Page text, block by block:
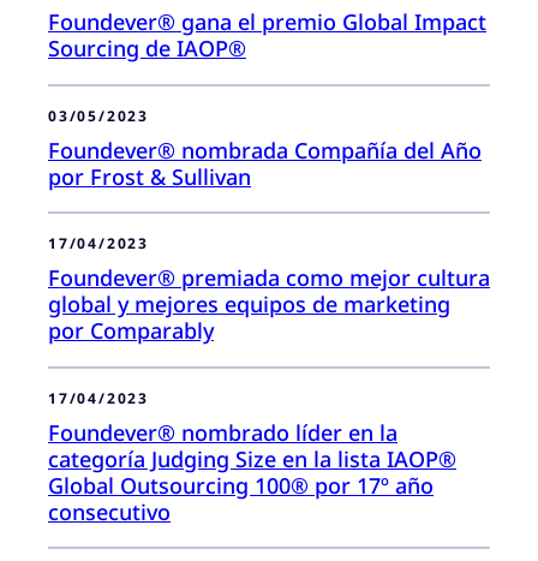
Foundever® gana el premio Global Impact
Sourcing de IAOP®
03/05/2023
Foundever® nombrada Compañía del Año
por Frost & Sullivan
17/04/2023
Foundever® premiada como mejor cultura
global y mejores equipos de marketing
por Comparably
17/04/2023
Foundever® nombrado líder en la
categoría Judging Size en la lista IAOP®
Global Outsourcing 100® por 17º año
consecutivo